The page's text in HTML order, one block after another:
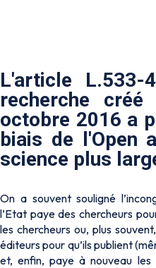
L'article
recherche
octobre 2016 a
biais de l'Open
science plus
On a souvent souligné
l’Etat paye des chercheurs
les chercheurs ou, plus
éditeurs pour qu’ils publient
et, enfin, paye à nouveau